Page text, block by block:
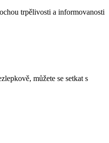
trpělivosti a informovanosti
můžete se setkat s